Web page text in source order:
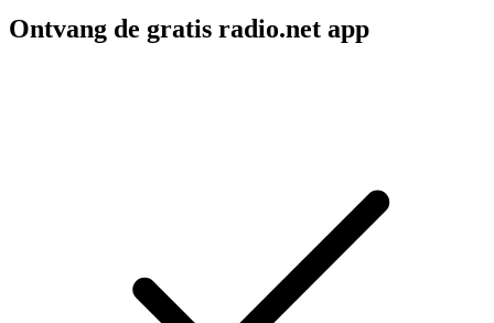
Ontvang de gratis radio.net app